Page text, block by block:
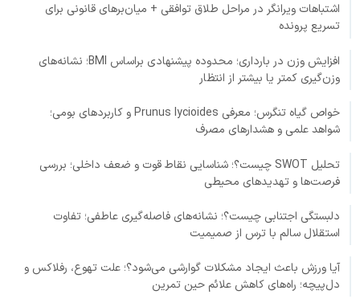
اشتباهات ویرانگر در مراحل طلاق توافقی + میان‌برهای قانونی برای
تسریع پرونده
افزایش وزن در بارداری؛ محدوده پیشنهادی براساس BMI؛ نشانه‌های
وزن‌گیری کمتر یا بیشتر از انتظار
خواص گیاه تنگرس؛ معرفی Prunus lycioides و کاربردهای بومی؛
شواهد علمی و هشدارهای مصرف
تحلیل SWOT چیست؟؛ شناسایی نقاط قوت و ضعف داخلی؛ بررسی
فرصت‌ها و تهدیدهای محیطی
دلبستگی اجتنابی چیست؟؛ نشانه‌های فاصله‌گیری عاطفی؛ تفاوت
استقلال سالم با ترس از صمیمیت
آیا ورزش باعث ایجاد مشکلات گوارشی می‌شود؟؛ علت تهوع، رفلاکس و
دل‌پیچه؛ راه‌های کاهش علائم حین تمرین